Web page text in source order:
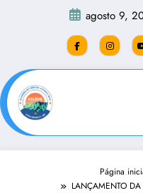
agosto 9,
Página
LANÇAMENTO